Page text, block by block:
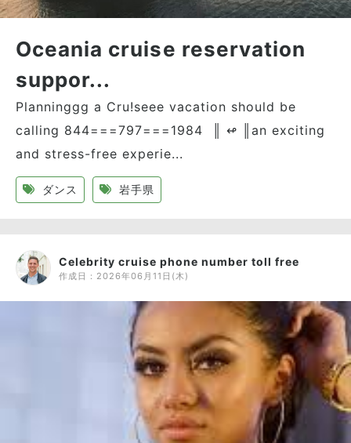
Oceania cruise reservation
suppor...
Planninggg a Cru!seee vacation should be
calling 844===797===1984 ║ ↫ ║an exciting
and stress-free experie...
ダンス 岩手県
Celebrity cruise phone number toll free
作成日： 2026年06月11日(木)